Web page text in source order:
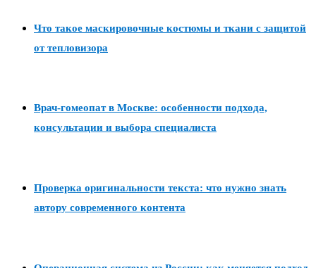
Что такое маскировочные костюмы и ткани с защитой
от тепловизора
Врач-гомеопат в Москве: особенности подхода,
консультации и выбора специалиста
Проверка оригинальности текста: что нужно знать
автору современного контента